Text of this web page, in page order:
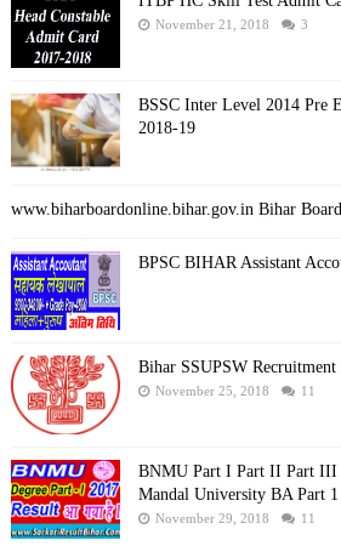
November 21, 2018 3
BSSC Inter Level 2014 Pre
2018-19
www.biharboardonline.bihar.gov.in Bihar
BPSC BIHAR Assistant
Bihar SSUPSW
November 25, 2018 11
BNMU Part I Part II Part III
Mandal University BA Part 1
November 29, 2018 11